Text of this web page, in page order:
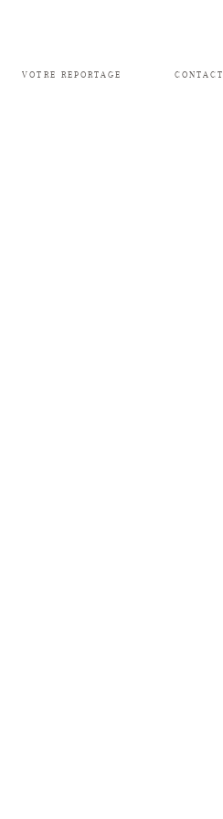
VOTRE REPORTAGE CONTACT